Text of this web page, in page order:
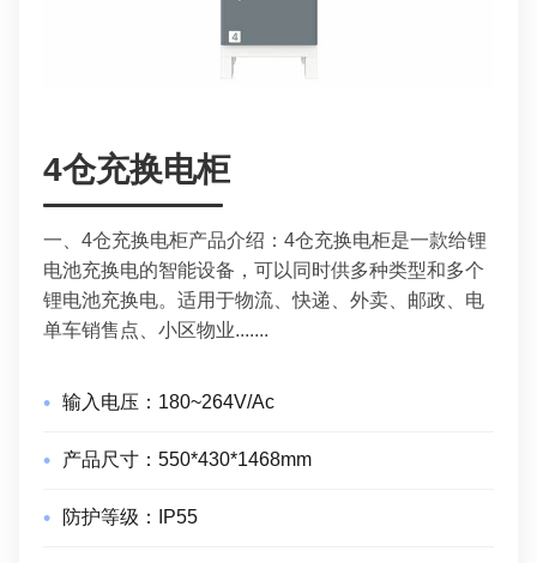
4仓充换电柜
一、4仓充换电柜产品介绍：4仓充换电柜是一款给锂
电池充换电的智能设备，可以同时供多种类型和多个
锂电池充换电。适用于物流、快递、外卖、邮政、电
单车销售点、小区物业.......
输入电压： 180~264V/Ac
产品尺寸： 550*430*1468mm
防护等级： IP55